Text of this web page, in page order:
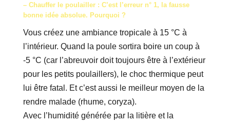
– Chauffer le poulailler : C’est l’erreur n° 1, la fausse
bonne idée absolue. Pourquoi ?
Vous créez une ambiance tropicale à 15 °C à
l’intérieur. Quand la poule sortira boire un coup à
-5 °C (car l’abreuvoir doit toujours être à l’extérieur
pour les petits poulaillers), le choc thermique peut
lui être fatal. Et c’est aussi le meilleur moyen de la
rendre malade (rhume, coryza).
Avec l’humidité générée par la litière et la